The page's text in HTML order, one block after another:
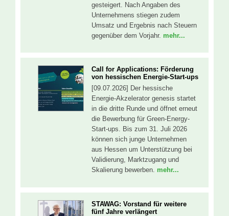
gesteigert. Nach Angaben des
Unternehmens stiegen zudem
Umsatz und Ergebnis nach Steuern
gegenüber dem Vorjahr. mehr...
Call for Applications: Förderung
von hessischen Energie-Start-ups
[09.07.2026] Der hessische
Energie-Akzelerator genesis startet
in die dritte Runde und öffnet erneut
die Bewerbung für Green-Energy-
Start-ups. Bis zum 31. Juli 2026
können sich junge Unternehmen
aus Hessen um Unterstützung bei
Validierung, Marktzugang und
Skalierung bewerben. mehr...
STAWAG: Vorstand für weitere
fünf Jahre verlängert